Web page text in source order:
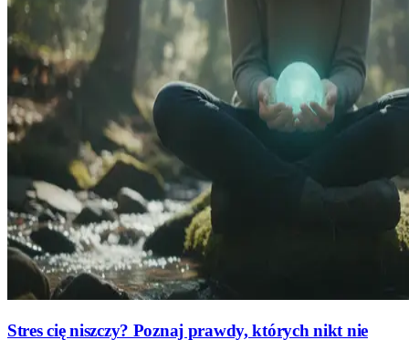
Stres cię niszczy? Poznaj prawdy, których nikt nie